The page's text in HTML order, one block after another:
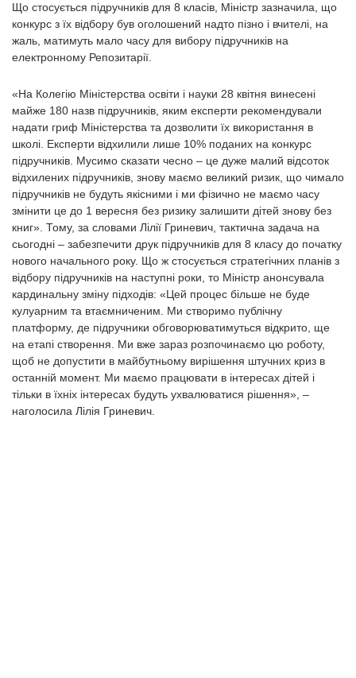
Що стосується підручників для 8 класів, Міністр зазначила, що
конкурс з їх відбору був оголошений надто пізно і вчителі, на
жаль, матимуть мало часу для вибору підручників на
електронному Репозитарії.
«На Колегію Міністерства освіти і науки 28 квітня винесені
майже 180 назв підручників, яким експерти рекомендували
надати гриф Міністерства та дозволити їх використання в
школі. Експерти відхилили лише 10% поданих на конкурс
підручників. Мусимо сказати чесно – це дуже малий відсоток
відхилених підручників, знову маємо великий ризик, що чимало
підручників не будуть якісними і ми фізично не маємо часу
змінити це до 1 вересня без ризику залишити дітей знову без
книг». Тому, за словами Лілії Гриневич, тактична задача на
сьогодні – забезпечити друк підручників для 8 класу до початку
нового начального року. Що ж стосується стратегічних планів з
відбору підручників на наступні роки, то Міністр анонсувала
кардинальну зміну підходів: «Цей процес більше не буде
кулуарним та втаємниченим. Ми створимо публічну
платформу, де підручники обговорюватимуться відкрито, ще
на етапі створення. Ми вже зараз розпочинаємо цю роботу,
щоб не допустити в майбутньому вирішення штучних криз в
останній момент. Ми маємо працювати в інтересах дітей і
тільки в їхніх інтересах будуть ухвалюватися рішення», –
наголосила Лілія Гриневич.